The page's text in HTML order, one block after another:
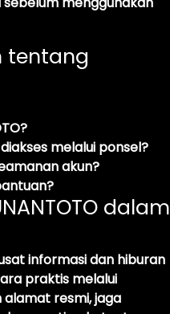
tentang
melalui ponsel?
akun?
dalam
informasi dan hiburan
praktis melalui
resmi, jaga